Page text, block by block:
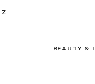
BEAUTY &